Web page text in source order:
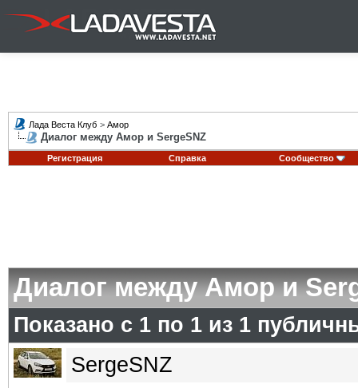
Лада Веста Клуб > Амор
Диалог между Амор и SergeSNZ
Регистрация Справка Сообщество
Диалог между Амор и
Показано с 1 по 1 из 1
SergeSNZ